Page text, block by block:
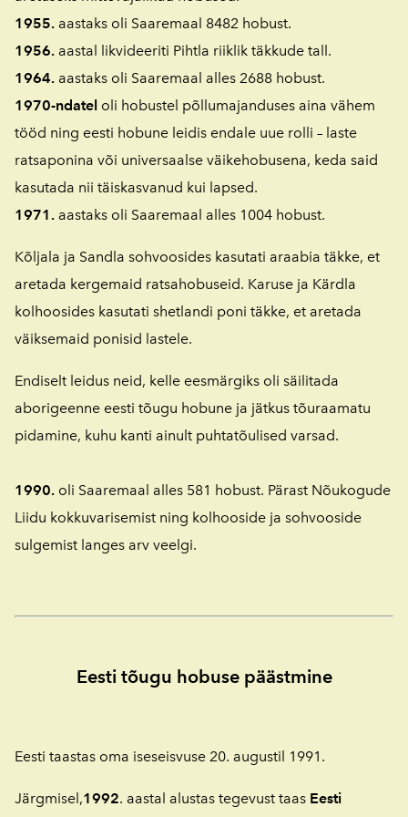
1955. aastaks oli Saaremaal 8482 hobust.
1956. aastal likvideeriti Pihtla riiklik täkkude tall.
1964. aastaks oli Saaremaal alles 2688 hobust.
1970-ndatel oli hobustel põllumajanduses aina vähem
tööd ning eesti hobune leidis endale uue rolli – laste
ratsaponina või universaalse väikehobusena, keda said
kasutada nii täiskasvanud kui lapsed.
1971. aastaks oli Saaremaal alles 1004 hobust.
Kõljala ja Sandla sohvoosides kasutati araabia täkke, et
aretada kergemaid ratsahobuseid. Karuse ja Kärdla
kolhoosides kasutati shetlandi poni täkke, et aretada
väiksemaid ponisid lastele.
Endiselt leidus neid, kelle eesmärgiks oli säilitada
aborigeenne eesti tõugu hobune ja jätkus tõuraamatu
pidamine, kuhu kanti ainult puhtatõulised varsad.
1990. oli Saaremaal alles 581 hobust. Pärast Nõukogude
Liidu kokkuvarisemist ning kolhooside ja sohvooside
sulgemist langes arv veelgi.
Eesti tõugu hobuse päästmine
Eesti taastas oma iseseisvuse 20. augustil 1991.
Järgmisel,1992. aastal alustas tegevust taas Eesti